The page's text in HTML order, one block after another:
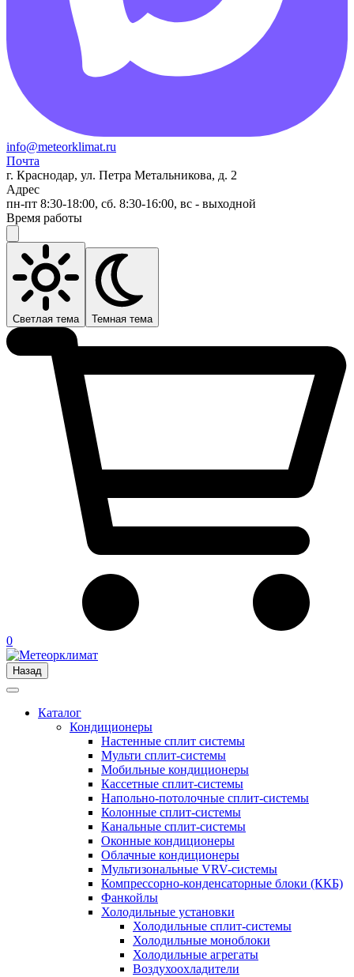
info@meteorklimat.ru
Почта
г. Краснодар, ул. Петра Метальникова, д. 2
Адрес
пн-пт 8:30-18:00, сб. 8:30-16:00, вс - выходной
Время работы
Светлая тема Темная тема
0
Назад
Каталог
Кондиционеры
Настенные сплит системы
Мульти сплит-системы
Мобильные кондиционеры
Кассетные сплит-системы
Напольно-потолочные сплит-системы
Колонные сплит-системы
Канальные сплит-системы
Оконные кондиционеры
Облачные кондиционеры
Мультизональные VRV-системы
Компрессорно-конденсаторные блоки (ККБ)
Фанкойлы
Холодильные установки
Холодильные сплит-системы
Холодильные моноблоки
Холодильные агрегаты
Воздухоохладители